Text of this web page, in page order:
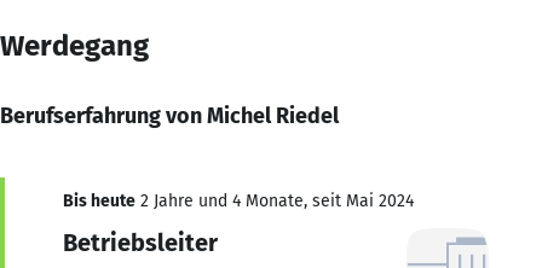
Werdegang
Berufserfahrung von Michel Riedel
Bis heute 2 Jahre und 4 Monate, seit Mai 2024
Betriebsleiter